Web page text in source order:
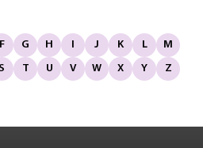
F G H I J K L
M
S T U V W X Y Z